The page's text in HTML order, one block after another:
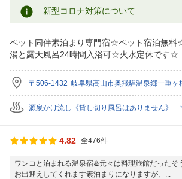
新型コロナ対策について
ペット同伴素泊まり専門宿☆ペット宿泊無料
湯と露天風呂24時間入浴可☆火水定休です☆
〒506-1432 岐阜県高山市奥飛騨温泉郷一重ヶ
源泉かけ流し《貸し切り風呂はありません》
4.82 全476件
ワンコと泊まれる温泉宿♨️元々は料理旅館だったそ
お出迎えしてくれます素泊まりになりますが、...